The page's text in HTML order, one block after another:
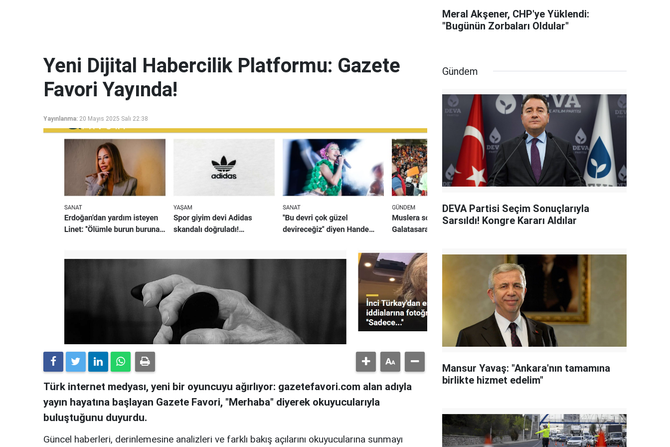
Meral Akşener, CHP'ye Yüklendi:
"Bugünün Zorbaları Oldular"
Yeni Dijital Habercilik Platformu: Gazete
Favori Yayında!
Yayınlanma: 20 Mayıs 2025 Salı 22:38
Türk internet medyası, yeni bir oyuncuyu ağırlıyor: gazetefavori.com alan adıyla
yayın hayatına başlayan Gazete Favori, "Merhaba" diyerek okuyucularıyla
buluştuğunu duyurdu.
Güncel haberleri, derinlemesine analizleri ve farklı bakış açılarını okuyucularına sunmayı
Gündem
DEVA Partisi Seçim Sonuçlarıyla
Sarsıldı! Kongre Kararı Aldılar
Mansur Yavaş: "Ankara'nın tamamına
birlikte hizmet edelim"